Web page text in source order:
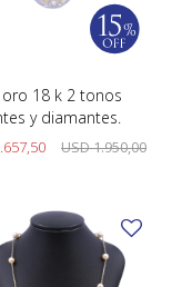
oro 18 k 2 tonos
y diamantes.
USD1.950,00